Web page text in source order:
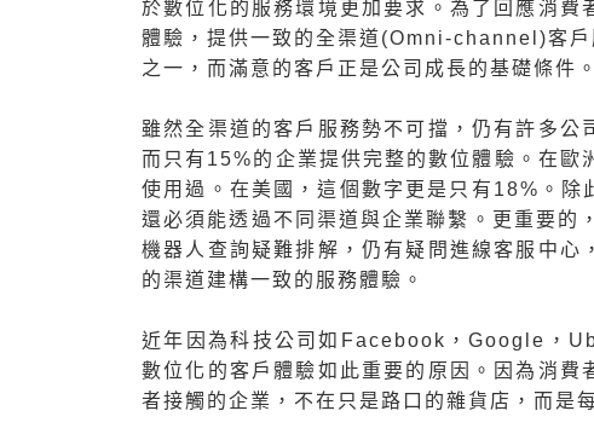
於數位化的服務環境更加要求。為了回應消
體驗，提供一致的全渠道(Omni-channel)客戶
之一，而滿意的客戶正是公司成長的基礎條件。
雖然全渠道的客戶服務勢不可擋，仍有許多
而只有15%的企業提供完整的數位體驗。在
使用過。在美國，這個數字更是只有18%。除
還必須能透過不同渠道與企業聯繫。更重要的
機器人查詢疑難排解，仍有疑問進線客服中
的渠道建構一致的服務體驗。
近年因為科技公司如Facebook，Google，
數位化的客戶體驗如此重要的原因。因為消
者接觸的企業，不在只是路口的雜貨店，而是